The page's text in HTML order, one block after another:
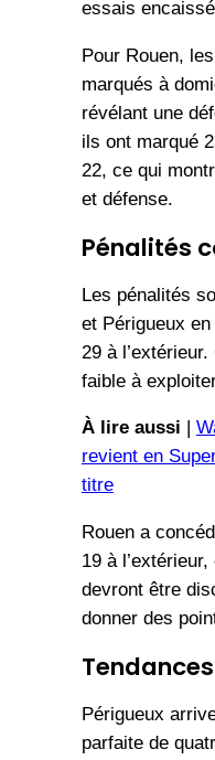
essais
Pour Rouen,
marqués à
révélant une
ils ont marqué
22, ce qui
et défense.
Pénalités
Les pénalités
et Périgueux
29 à
faible à
À lire aussi
revient en
titre
Rouen a
19 à
devront être
donner des
Périgueux
parfaite de